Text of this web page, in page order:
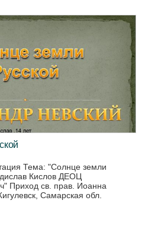
Тема: "Солнце земли
Кислов ДЕОЦ
Приход св. прав. Иоанна
Самарская обл.